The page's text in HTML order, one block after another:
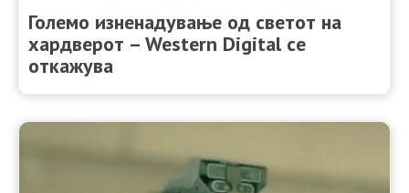
Големо изненадување од светот на
хардверот – Western Digital се
откажува